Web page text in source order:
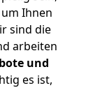
Ihnen
sind die
arbeiten
und
es ist,